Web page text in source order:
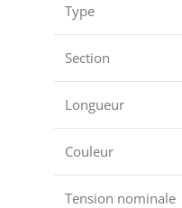
Type
Section
Longueur
Couleur
Tension nominale